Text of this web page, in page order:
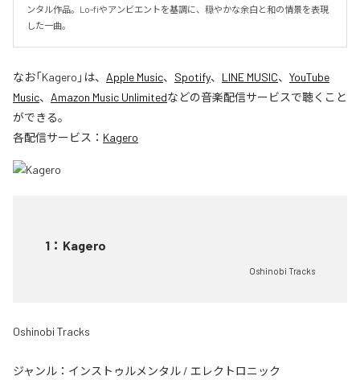
ンタル作品。Lo-fiやアンビエントを基調に、穏やかな余白と和の情景を表現
した一曲。
なお「Kagero 」は、 Apple Music、 Spotify、 LINE MUSIC、 YouTube
Music、 Amazon Music Unlimitedなどの音楽配信サービスで聴くこと
ができる。
各配信サービス： Kagero
1 ： Kagero
Oshinobi Tracks
Oshinobi Tracks
ジャンル： インストゥルメンタル / エレクトロニック